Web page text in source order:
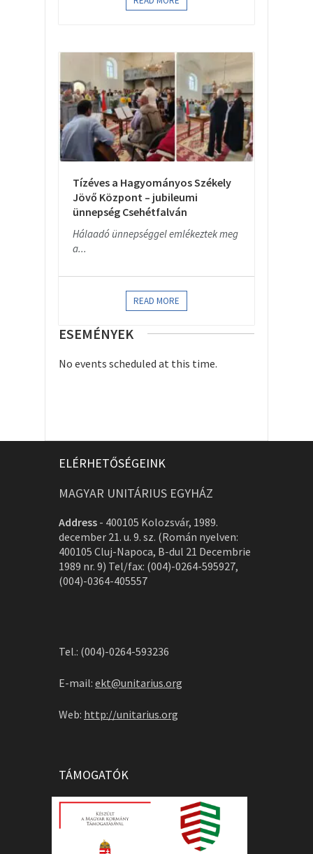
Tízéves a Hagyományos Székely
Jövő Központ – jubileumi
ünnepség Csehétfalván
Hálaadó ünnepséggel emlékeztek meg
a...
READ MORE
ESEMÉNYEK
No events scheduled at this time.
ELÉRHETŐSÉGEINK
MAGYAR UNITÁRIUS EGYHÁZ
Address - 400105 Kolozsvár, 1989.
december 21. u. 9. sz. (Román nyelven:
400105 Cluj-Napoca, B-dul 21 Decembrie
1989 nr. 9) Tel/fax: (004)-0264-595927,
(004)-0364-405557
Tel.: (004)-0264-593236
E-mail: ekt@unitarius.org
Web: http://unitarius.org
TÁMOGATÓK